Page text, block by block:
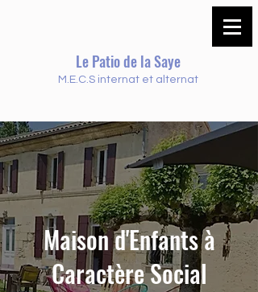
Le Patio de la Saye
M.E.C.S internat et alternat
Maison d'Enfants à
Caractère Social